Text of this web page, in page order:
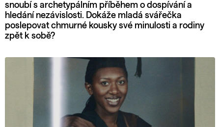
snoubí s archetypálním příběhem o dospívání a
hledání nezávislosti. Dokáže mladá svářečka
poslepovat chmurné kousky své minulosti a rodiny
zpět k sobě?